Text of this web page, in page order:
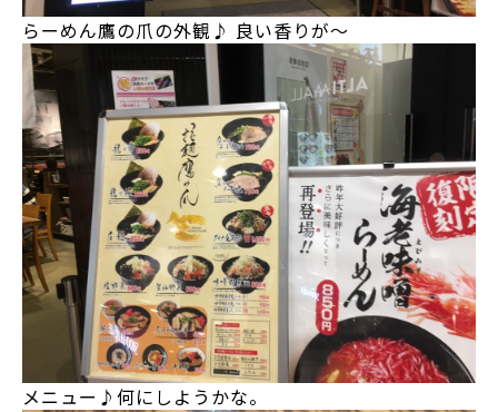
らーめん鷹の爪の外観♪ 良い香りが～
メニュー♪何にしようかな。